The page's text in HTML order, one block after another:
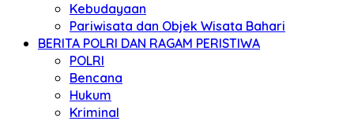
Kebudayaan
Pariwisata dan Objek Wisata Bahari
BERITA POLRI DAN RAGAM PERISTIWA
POLRI
Bencana
Hukum
Kriminal